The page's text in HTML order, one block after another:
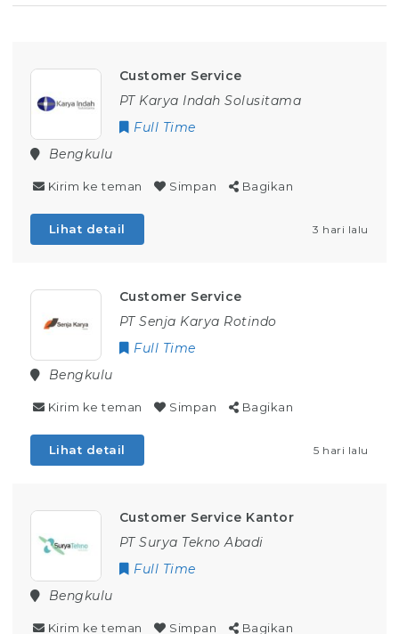
Customer Service
PT Karya Indah Solusitama
Full Time
Bengkulu
Kirim ke teman Simpan Bagikan
Lihat detail 3 hari lalu
Customer Service
PT Senja Karya Rotindo
Full Time
Bengkulu
Kirim ke teman Simpan Bagikan
Lihat detail 5 hari lalu
Customer Service Kantor
PT Surya Tekno Abadi
Full Time
Bengkulu
Kirim ke teman Simpan Bagikan